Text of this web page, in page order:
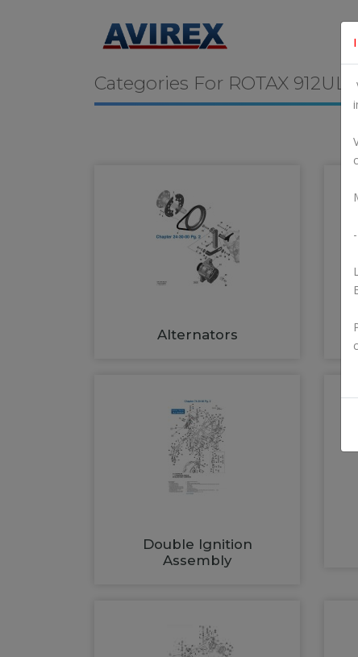
Categories For ROTAX 912ULS
Alternators
Double Ignition
Assembly